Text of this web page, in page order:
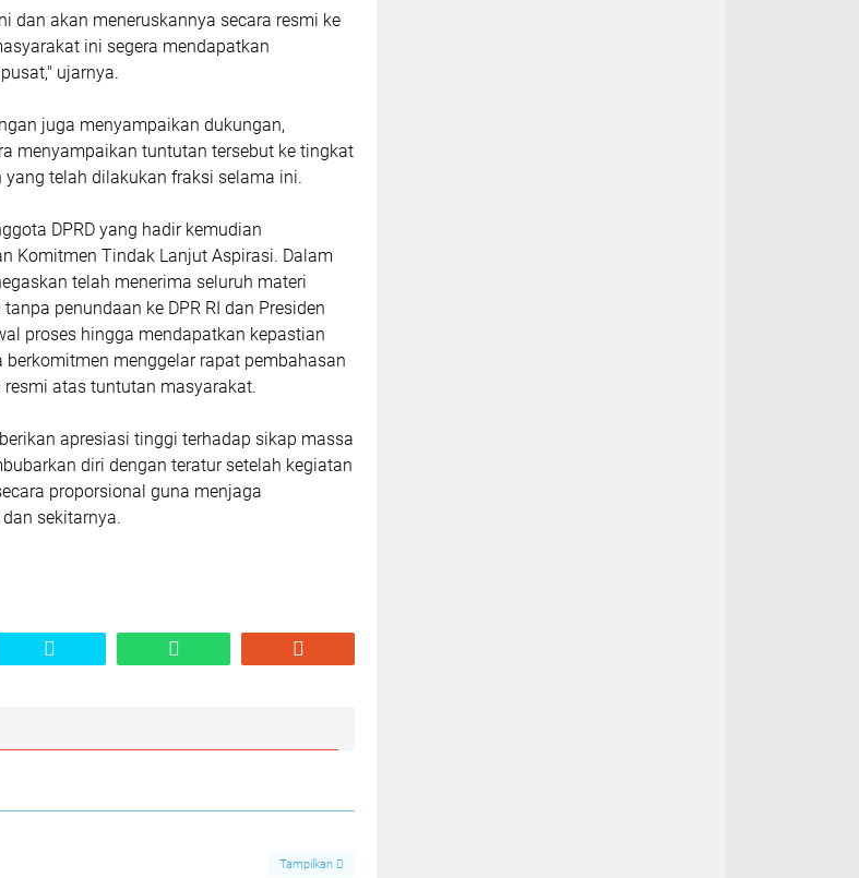
dan akan meneruskannya secara resmi ke
ini segera mendapatkan
ujarnya.
juga menyampaikan dukungan,
menyampaikan tuntutan tersebut ke tingkat
telah dilakukan fraksi selama ini.
DPRD yang hadir kemudian
Komitmen Tindak Lanjut Aspirasi. Dalam
telah menerima seluruh materi
penundaan ke DPR RI dan Presiden
proses hingga mendapatkan kepastian
menggelar rapat pembahasan
atas tuntutan masyarakat.
apresiasi tinggi terhadap sikap massa
diri dengan teratur setelah kegiatan
proporsional guna menjaga
sekitarnya.
Tampilkan